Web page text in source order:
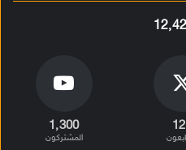
1٬300
المشتركون